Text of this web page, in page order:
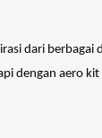
dari
dengan aero